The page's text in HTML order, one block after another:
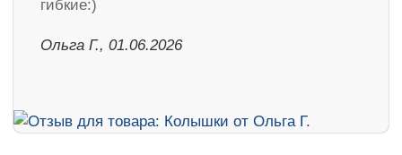
гибкие:)
Ольга Г., 01.06.2026